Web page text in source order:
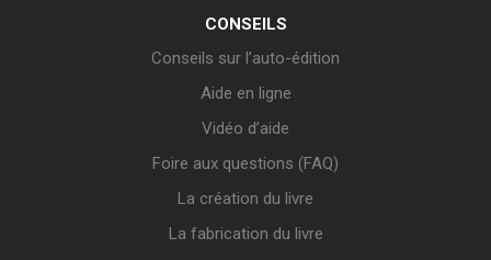
CONSEILS
Conseils sur l’auto-édition
Aide en ligne
Vidéo d’aide
Foire aux questions (FAQ)
La création du livre
La fabrication du livre